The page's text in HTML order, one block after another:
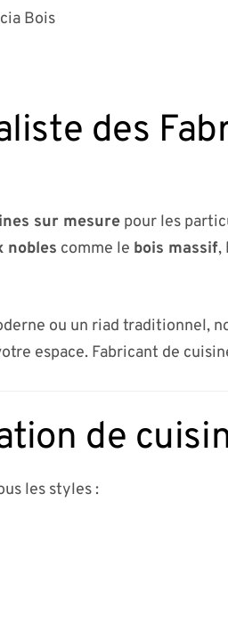
Bois
des
sur mesure pour les
nobles comme le bois massif,
ou un riad traditionnel,
espace. Fabricant de
de
les styles :